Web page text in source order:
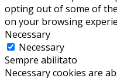
opting out of some of
on your browsing
Necessary
Necessary
Sempre abilitato
Necessary cookies are